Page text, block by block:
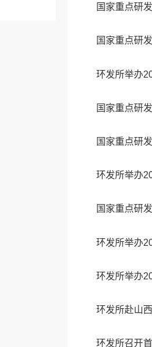
国家重点研
国家重点研
环发所举办
国家重点研
国家重点研
环发所举办
国家重点研
环发所举办
环发所举办
环发所赴山
环发所召开